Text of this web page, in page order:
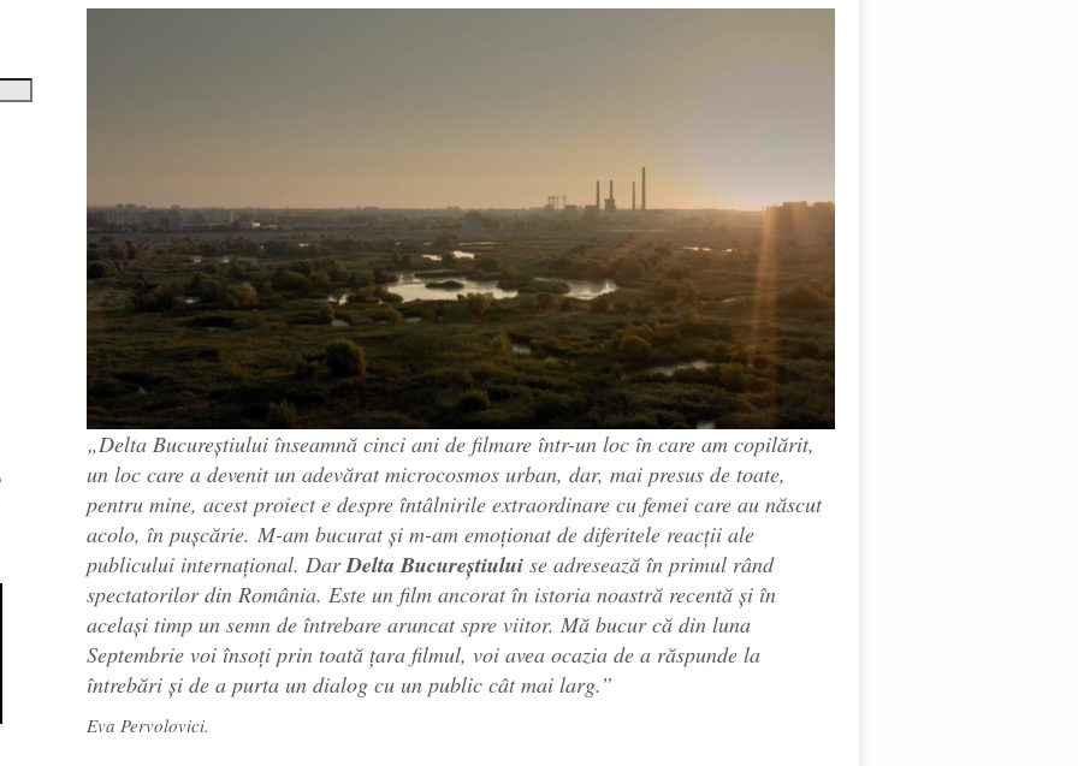
„Delta Bucureștiului înseamnă cinci ani de filmare într-un loc în care am copilărit,
un loc care a devenit un adevărat microcosmos urban, dar, mai presus de toate,
pentru mine, acest proiect e despre întâlnirile extraordinare cu femei care au născut
acolo, în pușcărie. M-am bucurat și m-am emoționat de diferitele reacții ale
publicului internațional. DarDelta Bucureștiuluise adresează în primul rând
spectatorilor din România. Este un film ancorat în istoria noastră recentă și în
același timp un semn de întrebare aruncat spre viitor. Mă bucur că din luna
Septembrie voi însoți prin toată țara filmul, voi avea ocazia de a răspunde la
întrebări și de a purta un dialog cu un public cât mai larg.”
Eva Pervolovici.